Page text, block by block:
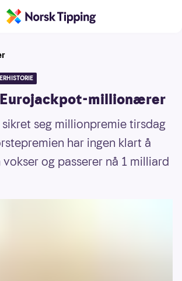
millionærer
seg millionpremie tirsdag
har ingen klart å
og passerer nå 1 milliard